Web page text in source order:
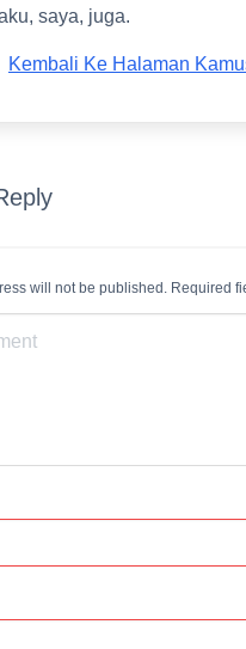
saya, juga.
Kembali Ke Halaman
will not be published. Required